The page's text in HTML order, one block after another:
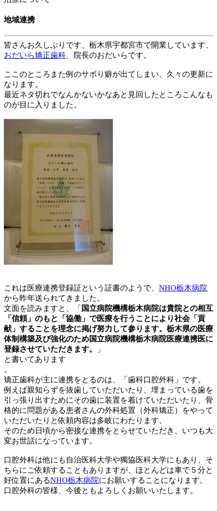
地域連携
皆さんお久しぶりです、 栃木県宇都宮市で開業しています、
おだいら矯正歯科、院長のおだいらです。
ここのところまた例のサボり癖が出てしまい、久々の更新に
なります。
最近ネタ切れでなんかないかなあと見回したところこんなも
のが目に入りました。
これは医療連携登録証という証書のようで、 NHO栃木病院
から昨年送られてきました。
文面を読みますと、「 国立病院機構栃木病院は貴院との相互
「信頼」のもと「協働」で医療を行うことにより社会「貢
献」することを理念に掲げ努力して参ります。栃木県の医療
体制構築及び強化のため国立病院機構栃木病院医療連携医に
登録させていただきます。
」
と書いてあります
。
矯正歯科が主に連携をとるのは、「歯科口腔外科」です。
例えば親知らずを抜歯していただいたり、埋まっている歯を
引っ張り出すためにその歯に装置を着けていただいたり、骨
格的に問題がある患者さんの外科処置（外科矯正）をやって
いただいたりと依頼内容は多岐にわたります。
そのため日頃から密接な連携をとらせていただき、いつも大
変お世話になっています。
口腔外科は他にも自治医科大学や獨協医科大学にもあり、そ
ちらにご依頼することもありますが、ほとんどは車で５分と
好位置にあるNHO栃木病院にお願いすることになります。
口腔外科の皆様、今後ともよろしくお願いいたします。